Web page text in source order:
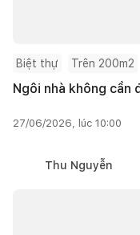
Biệt thự Trên 200m2
Ngôi nhà không cần
27/06/2026, lúc 10:00
Thu Nguyễn